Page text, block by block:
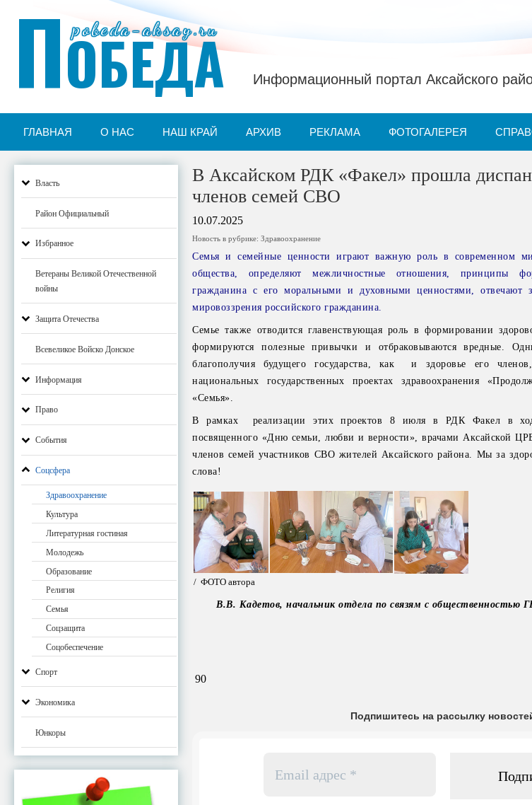
pobeda-aksay.ru
ПОБЕДА Информационный портал Аксайского
ГЛАВНАЯ О НАС НАШ КРАЙ АРХИВ РЕКЛАМА ФОТОГАЛЕРЕЯ
Власть
Район Официальный
Избранное
Ветераны Великой Отечественной
войны
Защита Отечества
Всевеликое Войско Донское
Информация
Право
События
Соцсфера
Здравоохранение
Культура
Литературная гостиная
Молодежь
Образование
Религия
Семья
Соцзащита
Соцобеспечение
Спорт
Экономика
Юнкоры
В Аксайском РДК «Факел» прошла
членов семей СВО
10.07.2025
Новость в рубрике:Здравоохранение
Семья и семейные ценности играют важную роль в современном
общества, определяют межличностные отношения, принципы
гражданина с его моральными и духовными ценностями, отвечают
мировоззрения российского гражданина.
Семье также отводится главенствующая роль в формировании
формируются полезные привычки и отбраковываются вредные.
благополучия будущего государства, как и здоровье его
национальных государственных проектах здравоохранения
«Семья».
В рамках реализации этих проектов 8 июля в РДК Факел в ходе
посвященного «Дню семьи, любви и верности», врачами Аксайской
членов семей участников СВО жителей Аксайского района. Мы за
слова!
/ ФОТО автора
В.В. Кадетов, начальник отдела по связям с общественностью
90
Подпишитесь на рассылку
адрес